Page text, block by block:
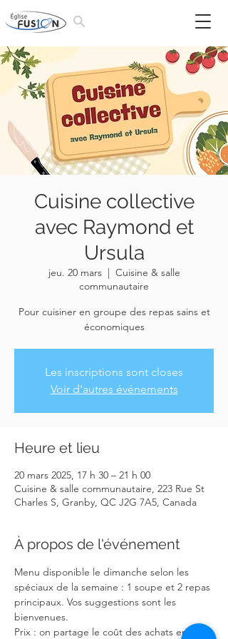
Cuisine collective
avec Raymond et
Ursula
jeu. 20 mars
  |
Cuisine & salle
communautaire
Pour cuisiner en groupe des repas sains et
économiques
Les inscriptions sont closes
Voir d'autres événements
Heure et lieu
20 mars 2025, 17 h 30 – 21 h 00
Cuisine & salle communautaire, 223 Rue St
Charles S, Granby, QC J2G 7A5, Canada
À propos de l'événement
Menu disponible le dimanche selon les
spéciaux de la semaine : 1 soupe et 2 repas
principaux. Vos suggestions sont les
bienvenues.
Prix : on partage le coût des achats en